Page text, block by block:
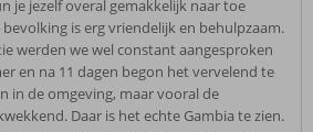
je jezelf overal gemakkelijk naar toe
is erg vriendelijk en behulpzaam.
werden we wel constant aangesproken
en na 11 dagen begon het vervelend te
in de omgeving, maar vooral de
Daar is het echte Gambia te zien.